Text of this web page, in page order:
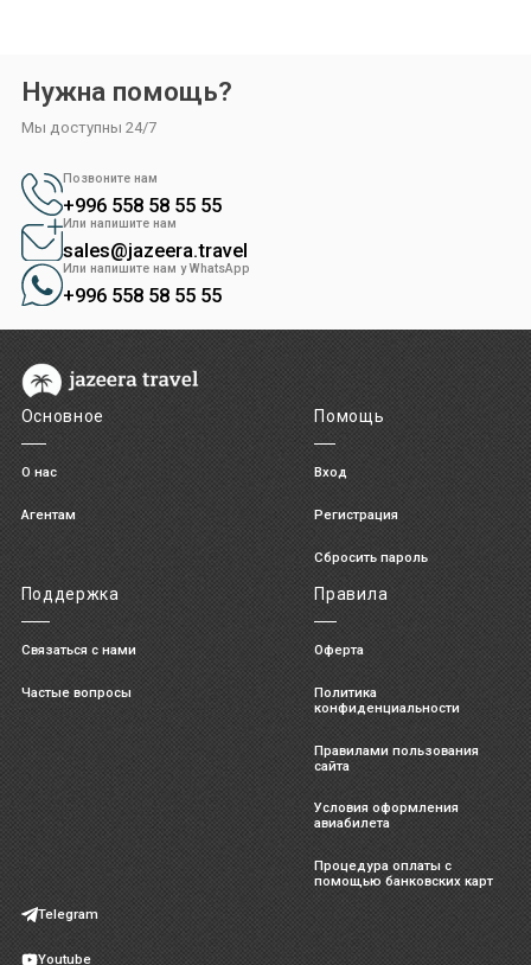
профиль.
Нужна помощь?
Мы доступны 24/7
Позвоните нам
+996 558 58 55 55
Или напишите нам
sales@jazeera.travel
Или напишите нам у WhatsApp
+996 558 58 55 55
Основное
О нас
Агентам
Поддержка
Связаться с нами
Частые вопросы
Помощь
Вход
Регистрация
Сбросить пароль
Правила
Оферта
Политика
конфиденциальности
Правилами пользования
сайта
Условия оформления
авиабилета
Процедура оплаты с
помощью банковских карт
Telegram
Youtube